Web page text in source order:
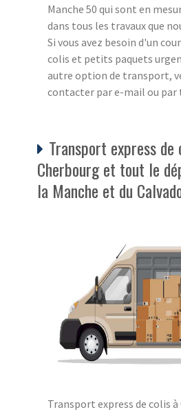
Manche 50 qui sont en
dans tous les travaux que
Si vous avez besoin d'un
colis et petits paquets
autre option de transport,
contacter par e-mail ou par
Transport express
Cherbourg et tout le
la Manche et du
Transport express de colis